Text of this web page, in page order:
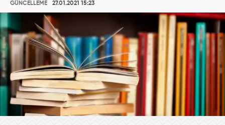
GÜNCELLEME
27.01.2021 15:23